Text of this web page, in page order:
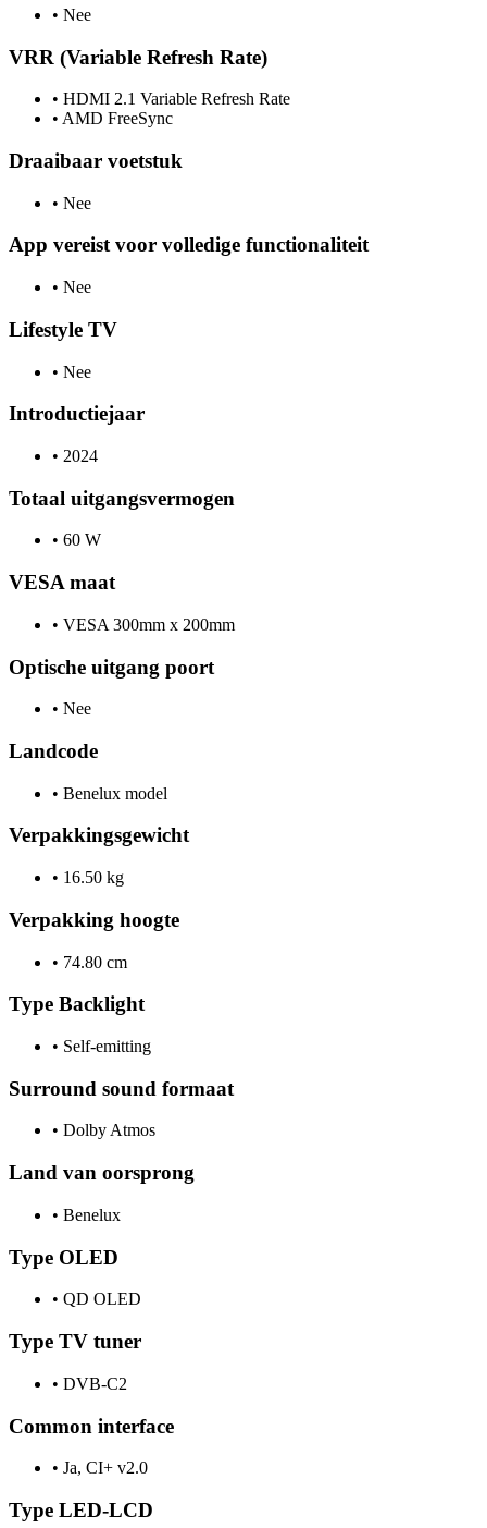
• Nee
VRR (Variable Refresh Rate)
• HDMI 2.1 Variable Refresh Rate
• AMD FreeSync
Draaibaar voetstuk
• Nee
App vereist voor volledige functionaliteit
• Nee
Lifestyle TV
• Nee
Introductiejaar
• 2024
Totaal uitgangsvermogen
• 60 W
VESA maat
• VESA 300mm x 200mm
Optische uitgang poort
• Nee
Landcode
• Benelux model
Verpakkingsgewicht
• 16.50 kg
Verpakking hoogte
• 74.80 cm
Type Backlight
• Self-emitting
Surround sound formaat
• Dolby Atmos
Land van oorsprong
• Benelux
Type OLED
• QD OLED
Type TV tuner
• DVB-C2
Common interface
• Ja, CI+ v2.0
Type LED-LCD